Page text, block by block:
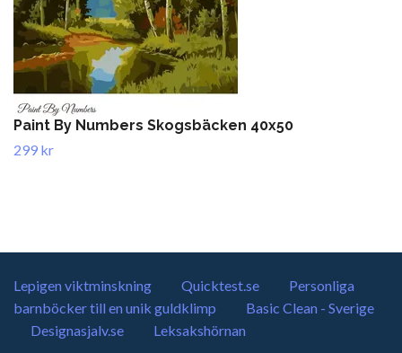
Paint By Numbers Skogsbäcken 40x50
299 kr
Lepigen viktminskning Quicktest.se
Personliga
barnböcker till en unik guldklimp
Basic Clean - Sverige
Designasjalv.se
Leksakshörnan